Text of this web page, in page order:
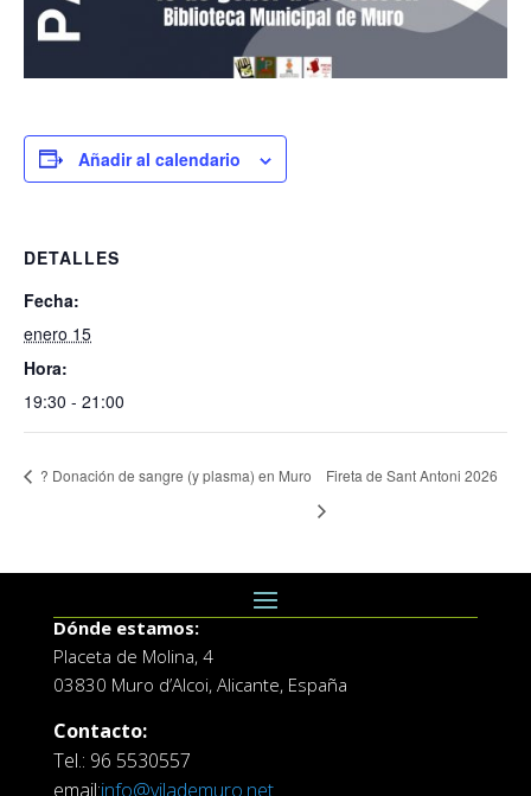
Añadir al calendario
DETALLES
Fecha:
enero 15
Hora:
19:30 - 21:00
? Donación de sangre (y plasma) en Muro Fireta de Sant Antoni 2026
Dónde estamos:
Placeta de Molina, 4
03830 Muro d’Alcoi, Alicante, España
Contacto:
Tel.: 96 5530557
email:info@vilademuro.net